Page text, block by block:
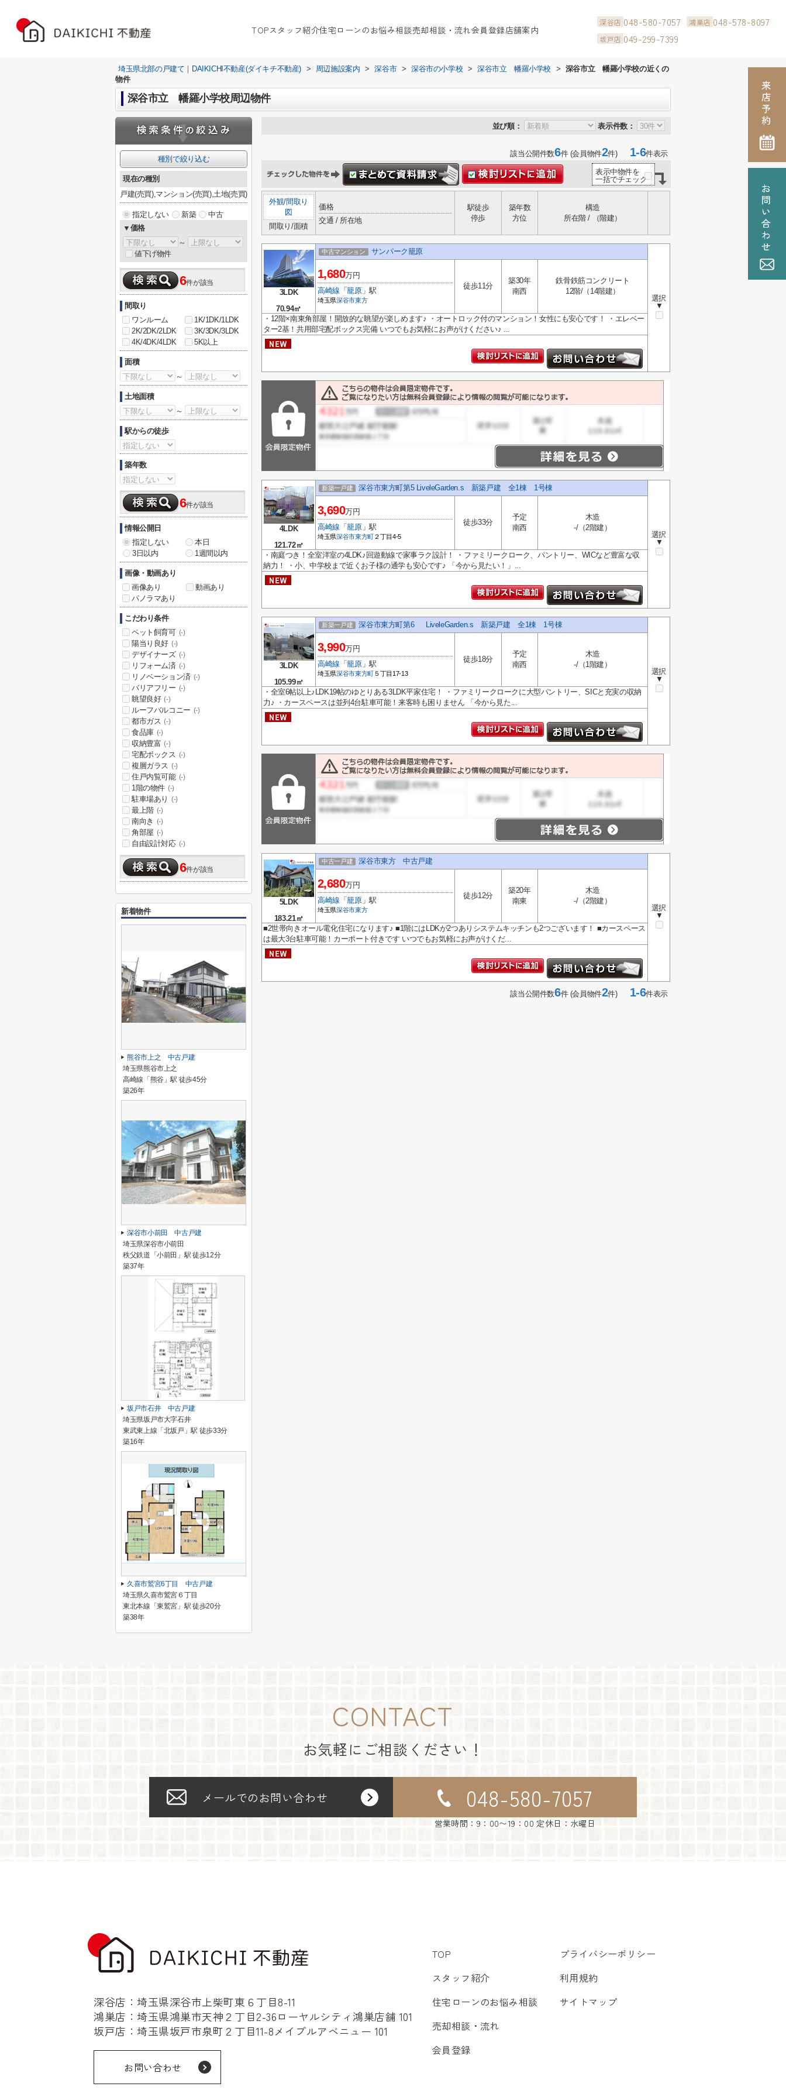
TOPスタッフ紹介住宅ローンのお悩み相談売却相談・流れ会員登録店舗案内
深谷店 048-580-7057 鴻巣店 048-578-8097
坂戸店 049-299-7399
埼玉県北部の戸建て｜DAIKICHI不動産(ダイキチ不動産) > 周辺施設案内 > 深谷市 > 深谷市の小学校 > 深谷市立 幡羅小学校 > 深谷市立 幡羅小学校の近くの
物件
深谷市立 幡羅小学校周辺物件
並び順： 表示件数：
該当公開件数6件 (会員物件2件)1-6件表示
表示中物件を
一括でチェック
外観/間取り
図
間取り/面積
価格
交通 / 所在地
駅徒歩
停歩
築年数
方位
構造
所在階 / （階建）
3LDK
70.94㎡
中古マンション サンパーク籠原
選択
▼
1,680万円
高崎線 「籠原」駅
埼玉県深谷市東方
徒歩11分
築30年
南西
鉄骨鉄筋コンクリート
12階/（14階建）
・12階×南東角部屋！開放的な眺望が楽しめます♪ ・オートロック付のマンション！女性にも安心です！ ・エレベー
ター2基！共用部宅配ボックス完備 いつでもお気軽にお声がけください♪ ...
4LDK
121.72㎡
新築一戸建 深谷市東方町第5 LiveleGarden.s 新築戸建 全1棟 1号棟
選択
▼
3,690万円
高崎線 「籠原」駅
埼玉県深谷市東方町２丁目4-5
徒歩33分
予定
南西
木造
-/（2階建）
・南庭つき！全室洋室の4LDK♪回遊動線で家事ラク設計！ ・ファミリークローク、パントリー、WICなど豊富な収
納力！ ・小、中学校まで近くお子様の通学も安心です♪ 「今から見たい！」...
3LDK
105.99㎡
新築一戸建 深谷市東方町第6 LiveleGarden.s 新築戸建 全1棟 1号棟
選択
▼
3,990万円
高崎線 「籠原」駅
埼玉県深谷市東方町５丁目17-13
徒歩18分
予定
南西
木造
-/（1階建）
・全室6帖以上♪LDK19帖のゆとりある3LDK平家住宅！ ・ファミリークロークに大型パントリー、SICと充実の収納
力♪ ・カースペースは並列4台駐車可能！来客時も困りません 「今から見た...
5LDK
183.21㎡
中古一戸建 深谷市東方 中古戸建
選択
▼
2,680万円
高崎線 「籠原」駅
埼玉県深谷市東方
徒歩12分
築20年
南東
木造
-/（2階建）
■2世帯向きオール電化住宅になります♪ ■1階にはLDKが2つありシステムキッチンも2つございます！ ■カースペース
は最大3台駐車可能！カーポート付きです いつでもお気軽にお声がけくだ...
該当公開件数6件 (会員物件2件)1-6件表示
種別で絞り込む
現在の種別
戸建(売買),マンション(売買),土地(売買)
指定しない 新築
中古
▼価格
～
値下げ物件
6件が該当
間取り
ワンルーム
1K/1DK/1LDK
2K/2DK/2LDK
3K/3DK/3LDK
4K/4DK/4LDK
5K以上
面積
～
土地面積
～
駅からの徒歩
築年数
6件が該当
情報公開日
指定しない
本日
3日以内
1週間以内
画像・動画あり
画像あり
動画あり
パノラマあり
こだわり条件
ペット飼育可 (-)
陽当り良好 (-)
デザイナーズ (-)
リフォーム済 (-)
リノベーション済 (-)
バリアフリー (-)
眺望良好 (-)
ルーフバルコニー (-)
都市ガス (-)
食品庫 (-)
収納豊富 (-)
宅配ボックス (-)
複層ガラス (-)
住戸内覧可能 (-)
1階の物件 (-)
駐車場あり (-)
最上階 (-)
南向き (-)
角部屋 (-)
自由設計対応 (-)
6件が該当
新着物件
熊谷市上之 中古戸建
埼玉県熊谷市上之
高崎線「熊谷」駅 徒歩45分
築26年
深谷市小前田 中古戸建
埼玉県深谷市小前田
秩父鉄道「小前田」駅 徒歩12分
築37年
坂戸市石井 中古戸建
埼玉県坂戸市大字石井
東武東上線「北坂戸」駅 徒歩33分
築16年
久喜市鷲宮6丁目 中古戸建
埼玉県久喜市鷲宮６丁目
東北本線「東鷲宮」駅 徒歩20分
築38年
CONTACT
お気軽にご相談ください！
メールでのお問い合わせ 048-580-7057
営業時間：9：00〜19：00 定休日：水曜日
深谷店：埼玉県深谷市上柴町東６丁目8-11
鴻巣店：埼玉県鴻巣市天神２丁目2-36ローヤルシティ鴻巣店舗 101
坂戸店：埼玉県坂戸市泉町２丁目11-8メイプルアベニュー 101
お問い合わせ
TOP
スタッフ紹介
住宅ローンのお悩み相談
売却相談・流れ
会員登録
プライバシーポリシー
利用規約
サイトマップ